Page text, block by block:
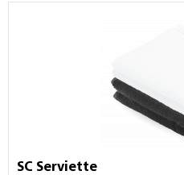
SC Serviette